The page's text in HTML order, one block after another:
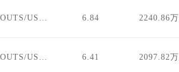
BOUTS/USDT 6.84 2240.86万
BOUTS/USDT 6.41 2097.82万